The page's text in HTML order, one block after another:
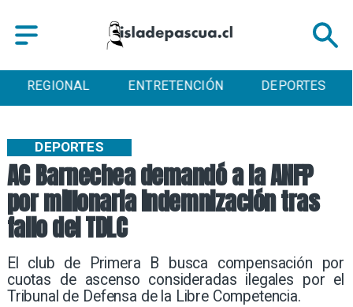
REGIONAL ENTRETENCIÓN DEPORTES
AC Barnechea demandó a la ANFP
por millonaria indemnización tras
fallo del TDLC
​El club de Primera B busca compensación por
cuotas de ascenso consideradas ilegales por el
Tribunal de Defensa de la Libre Competencia.
DEPORTES